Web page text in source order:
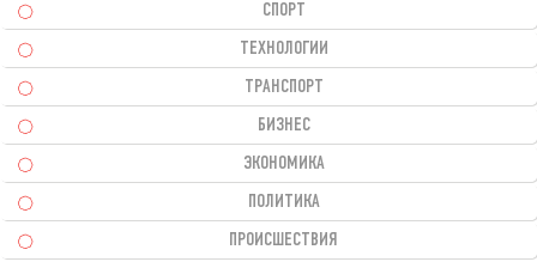
СПОРТ
ТЕХНОЛОГИИ
ТРАНСПОРТ
БИЗНЕС
ЭКОНОМИКА
ПОЛИТИКА
ПРОИСШЕСТВИЯ